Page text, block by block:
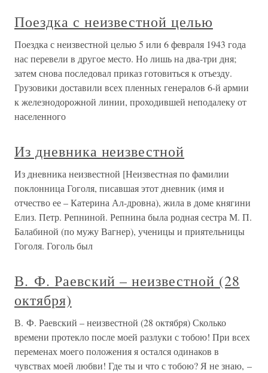
Поездка с неизвестной целью
Поездка с неизвестной целью 5 или 6 февраля 1943 года
нас перевели в другое место. Но лишь на два-три дня;
затем снова последовал приказ готовиться к отъезду.
Грузовики доставили всех пленных генералов 6-й армии
к железнодорожной линии, проходившей неподалеку от
населенного
Из дневника неизвестной
Из дневника неизвестной [Неизвестная по фамилии
поклонница Гоголя, писавшая этот дневник (имя и
отчество ее – Катерина Ал-дровна), жила в доме княгини
Елиз. Петр. Репниной. Репнина была родная сестра М. П.
Балабиной (по мужу Вагнер), ученицы и приятельницы
Гоголя. Гоголь был
В. Ф. Раевский – неизвестной (28
октября)
В. Ф. Раевский – неизвестной (28 октября) Сколько
времени протекло после моей разлуки с тобою! При всех
переменах моего положения я остался одинаков в
чувствах моей любви! Где ты и что с тобою? Я не знаю, –